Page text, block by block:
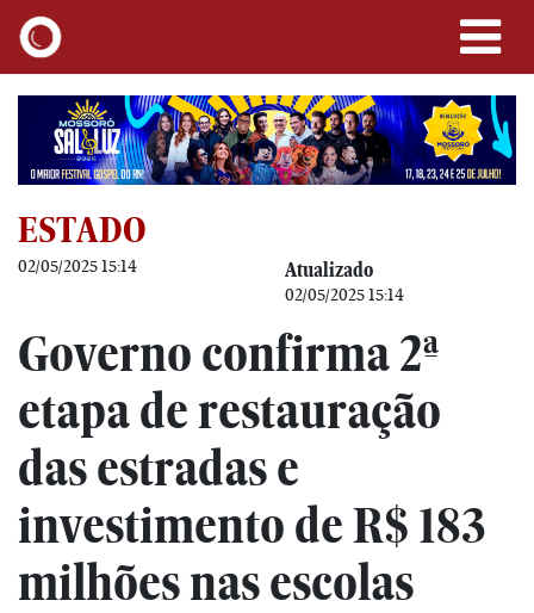
ESTADO
02/05/2025 15:14 Atualizado
02/05/2025 15:14
Governo confirma 2ª
etapa de restauração
das estradas e
investimento de R$ 183
milhões nas escolas